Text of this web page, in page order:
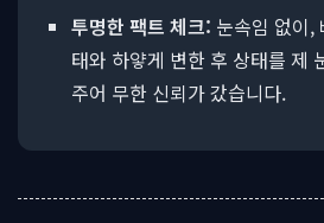
투명한 팩트 체크: 눈속임 없이,
태와 하얗게 변한 후 상태를 제
주어 무한 신뢰가 갔습니다.